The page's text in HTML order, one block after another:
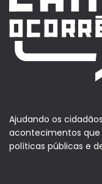
Ajudando os
acontecimentos
políticas públicas e